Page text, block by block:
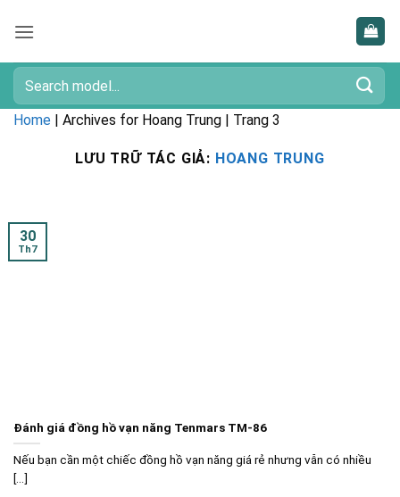
qua
dung
Tìm
kiếm:
Home | Archives for Hoang Trung | Trang 3
LƯU TRỮ TÁC GIẢ: HOANG TRUNG
Đánh giá đồng hồ vạn năng Tenmars TM-86
Nếu bạn cần một chiếc đồng hồ vạn năng giá rẻ nhưng vẫn có nhiều
[...]
30
Th7